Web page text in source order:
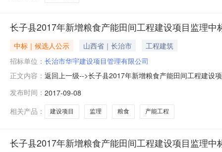
长子县2017年新增粮食产能田间工程建设项目监理中
中标｜候选人公示 山西省｜长治市
工程建筑
招标单位： 长治市华宇建设项目管理有限公司
正文内容： 返回上一级-->长子县2017年新增粮食产能田间工程建设
标，并于2017年9月7日评标结束。现将评标结果公示如
发布时间： 2017-09-08
相关产品：
建设项目 监理 粮食 产能工程
长子县2017年新增粮食产能田间工程建设项目监理中